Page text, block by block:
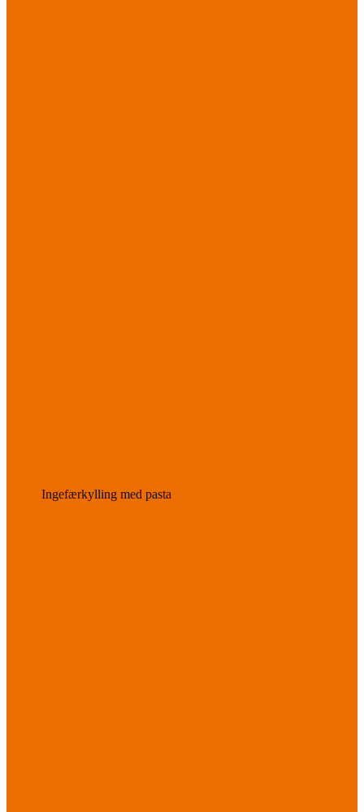
Ingefærkylling med pasta